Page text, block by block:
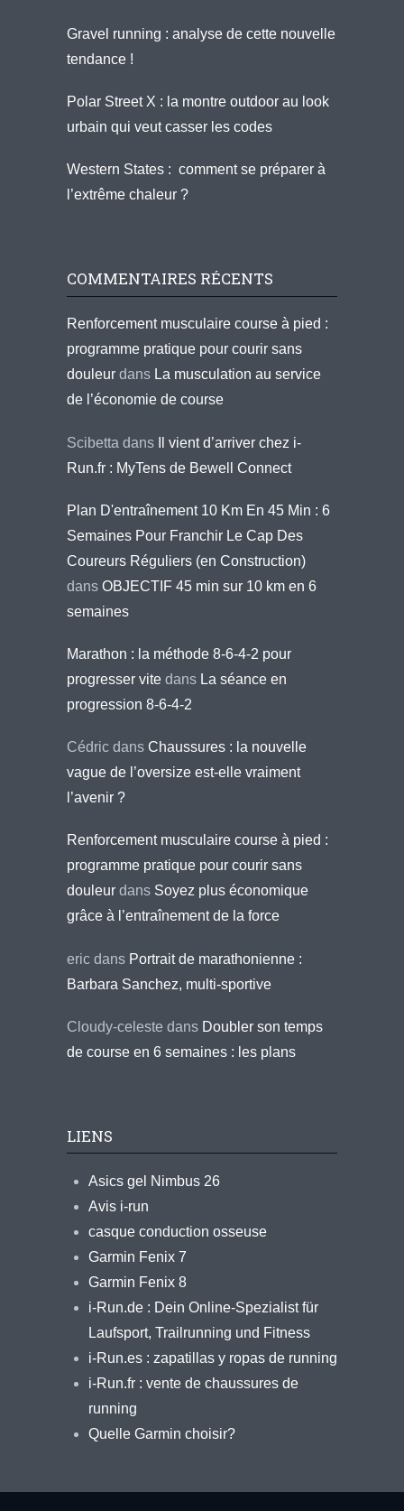
Gravel running : analyse de cette nouvelle
tendance !
Polar Street X : la montre outdoor au look
urbain qui veut casser les codes
Western States : comment se préparer à
l’extrême chaleur ?
COMMENTAIRES RÉCENTS
Renforcement musculaire course à pied :
programme pratique pour courir sans
douleur dans La musculation au service
de l’économie de course
Scibetta dans
Il vient d’arriver chez i-
Run.fr : MyTens de Bewell Connect
Plan D'entraînement 10 Km En 45 Min : 6
Semaines Pour Franchir Le Cap Des
Coureurs Réguliers (en Construction)
dans OBJECTIF 45 min sur 10 km en 6
semaines
Marathon : la méthode 8-6-4-2 pour
progresser vite dans La séance en
progression 8-6-4-2
Cédric dans Chaussures : la nouvelle
vague de l’oversize est-elle vraiment
l’avenir ?
Renforcement musculaire course à pied :
programme pratique pour courir sans
douleur dans Soyez plus économique
grâce à l’entraînement de la force
eric dans Portrait de marathonienne :
Barbara Sanchez, multi-sportive
Cloudy-celeste dans Doubler son temps
de course en 6 semaines : les plans
LIENS
Asics gel Nimbus 26
Avis i-run
casque conduction osseuse
Garmin Fenix 7
Garmin Fenix 8
i-Run.de : Dein Online-Spezialist für
Laufsport, Trailrunning und Fitness
i-Run.es : zapatillas y ropas de running
i-Run.fr : vente de chaussures de
running
Quelle Garmin choisir?